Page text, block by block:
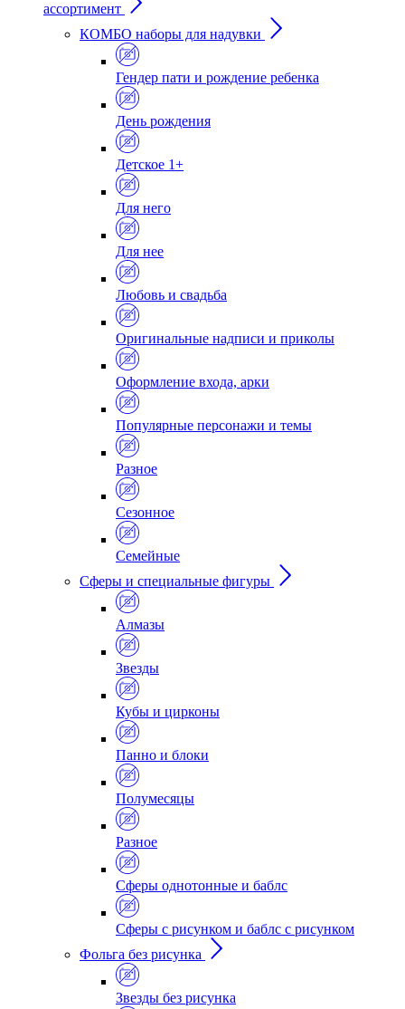
ассортимент
КОМБО наборы для надувки
Гендер пати и рождение ребенка
День рождения
Детское 1+
Для него
Для нее
Любовь и свадьба
Оригинальные надписи и приколы
Оформление входа, арки
Популярные персонажи и темы
Разное
Сезонное
Семейные
Сферы и специальные фигуры
Алмазы
Звезды
Кубы и цирконы
Панно и блоки
Полумесяцы
Разное
Сферы однотонные и баблс
Сферы с рисунком и баблс с рисунком
Фольга без рисунка
Звезды без рисунка